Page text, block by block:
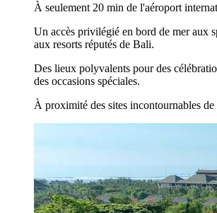
À seulement 20 min de l'aéroport
Un accès privilégié en bord de mer aux
aux resorts réputés de Bali.
Des lieux polyvalents pour des
des occasions spéciales.
À proximité des sites incontournables